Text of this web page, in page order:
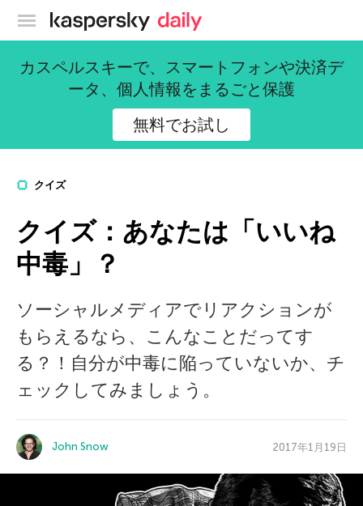
カスペルスキー公式ブログ
カスペルスキーで、スマートフォンや決済デ
ータ、個人情報をまるごと保護
無料でお試し
クイズ
クイズ：あなたは「いいね
中毒」？
ソーシャルメディアでリアクションが
もらえるなら、こんなことだってす
る？！自分が中毒に陥っていないか、チ
ェックしてみましょう。
John Snow 2017年1月19日